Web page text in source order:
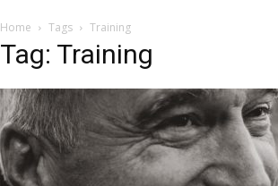
Home Tags Training
Tag: Training